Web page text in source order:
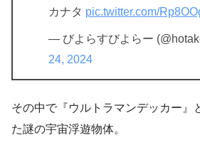
カナタ pic.twitter.com/
— びよらすびよらー
24, 2024
その中で『ウルトラマンデッカー』
た謎の宇宙浮遊物体。